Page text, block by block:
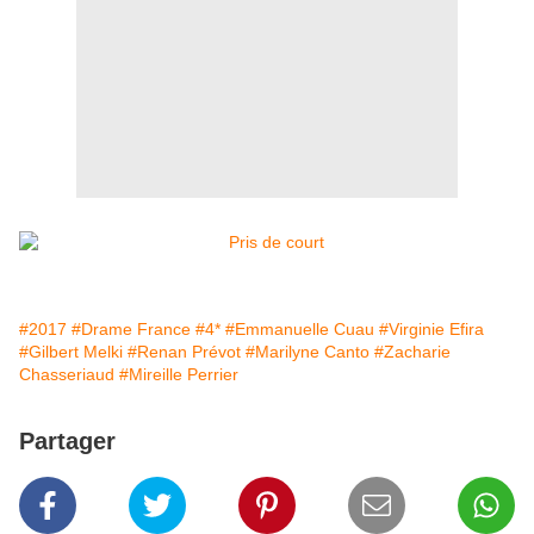
#2017 #Drame France #4* #Emmanuelle Cuau #Virginie Efira
#Gilbert Melki #Renan Prévot #Marilyne Canto #Zacharie
Chasseriaud #Mireille Perrier
Partager